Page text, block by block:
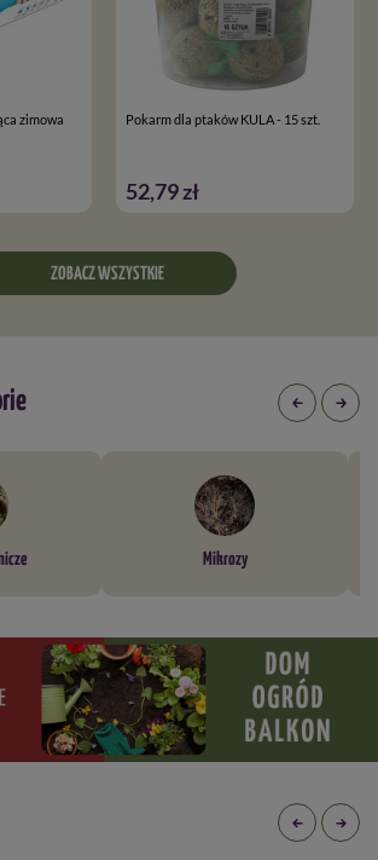
zimowa
Pokarm dla ptaków KULA - 15 szt.
52,79 zł
ZOBACZ WSZYSTKIE
Mikrozy